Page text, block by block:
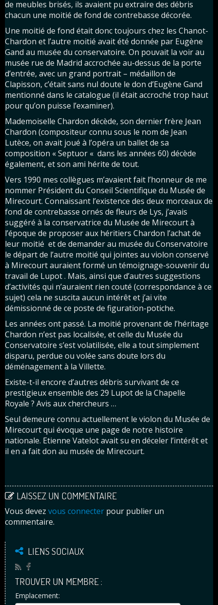
de meubles brisés, ils avaient pu extraire des débris
chacun une moitié de fond de contrebasse décorée.
Une moitié de fond était donc toujours chez les Chanot-
Chardon et l’autre moitié avait été donnée par Eugène
Gand au musée du conservatoire. On pouvait la voir au
musée rue de Madrid accrochée au-dessus de la porte
d’entrée, avec un grand portrait – médaillon de
Clapisson, c’était sans nul doute le don d’Eugène Gand
mentionné dans le catalogue (il était accroché trop haut
pour qu’on puisse l’examiner).
Mademoiselle Chardon décède, son dernier frère Jean
Chardon (compositeur connu sous le nom de Jean
Lutèce, on avait joué à l’opéra un ballet de sa
composition « Septuor « dans les années 60) décède
également, et son ami hérite de tout.
Vers 1990 mes collègues m’avaient fait l’honneur de me
nommer Président du Conseil Scientifique du Musée de
Mirecourt. Connaissant l’existence des deux morceaux de
fond de contrebasse ornés de fleurs de Lys, j’avais
suggéré à la conservatrice du Musée de Mirecourt à
l’époque de proposer aux héritiers Chardon l’achat de
leur moitié et de demander au musée du Conservatoire
le départ de l’autre moitié qui jointes au violon conservé
à Mirecourt auraient formé un témoignage-souvenir du
travail de Lupot . Mais, ainsi que d’autres suggestions
d’activités qui n’auraient rien couté (correspondance à ce
sujet) cela ne suscita aucun intérêt et j’ai vite
démissionné de ce poste de figuration-potiche.
Les années ont passé. La moitié provenant de l’héritage
Chardon n’est pas localisée, et celle du Musée du
Conservatoire s’est volatilisée, elle a tout simplement
disparu, perdue ou volée sans doute lors du
déménagement à la Villette.
Existe-t-il encore d’autres débris survivant de ce
prestigieux ensemble des 29 Lupot de la Chapelle
Royale ? Avis aux chercheurs …
Seul demeure connu actuellement le violon du Musée de
Mirecourt qui évoque une page de notre histoire
nationale. Etienne Vatelot avait su en déceler l’intérêt et
il en a fait don au musée de Mirecourt.
LAISSEZ UN COMMENTAIRE
Vous devez vous connecter pour publier un
commentaire.
LIENS SOCIAUX
TROUVER UN MEMBRE :
Emplacement: